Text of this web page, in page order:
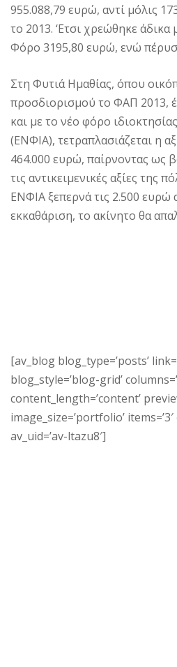
955.088,79 ευρώ, αντί μόλις
το 2013. ‘Ετσι χρεώθηκε
Φόρο 3195,80 ευρώ, ενώ
Στη Φυτιά Ημαθίας, όπου
προσδιορισμού το ΦΑΠ 2013,
και με το νέο φόρο
(ΕΝΦΙΑ), τετραπλασιάζεται η
464.000 ευρώ, παίρνοντας ως
τις αντικειμενικές αξίες της
ΕΝΦΙΑ ξεπερνά τις 2.500 ευρώ
εκκαθάριση, το ακίνητο θα
[av_blog blog_type=’posts’
blog_style=’blog-grid’
content_length=’content’
image_size=’portfolio’
av_uid=’av-ltazu8′]